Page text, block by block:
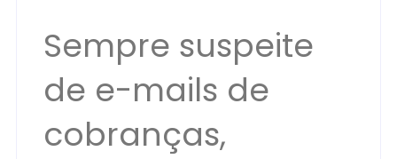
Sempre suspeite
de e-mails de
cobranças,